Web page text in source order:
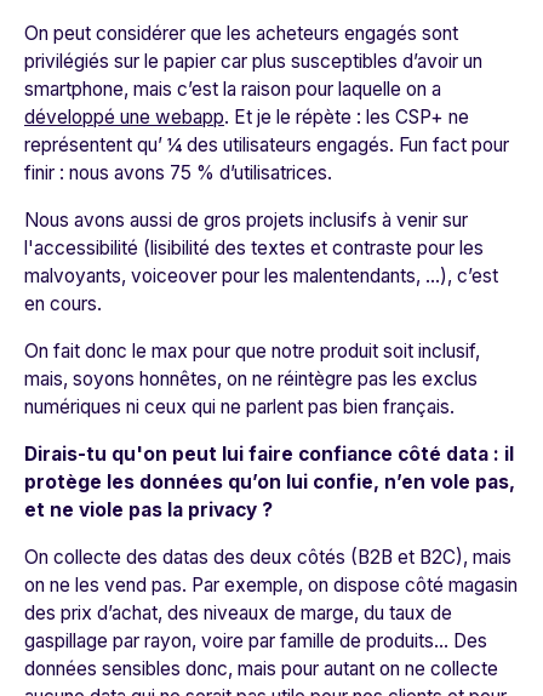
On peut considérer que les acheteurs engagés sont
privilégiés sur le papier car plus susceptibles d’avoir un
smartphone, mais c’est la raison pour laquelle on a
développé une webapp. Et je le répète : les CSP+ ne
représentent qu’ ¼ des utilisateurs engagés. Fun fact pour
finir : nous avons 75 % d’utilisatrices.
Nous avons aussi de gros projets inclusifs à venir sur
l'accessibilité (lisibilité des textes et contraste pour les
malvoyants, voiceover pour les malentendants, ...), c’est
en cours.
On fait donc le max pour que notre produit soit inclusif,
mais, soyons honnêtes, on ne réintègre pas les exclus
numériques ni ceux qui ne parlent pas bien français.
Dirais-tu qu'on peut lui faire confiance côté data : il
protège les données qu’on lui confie, n’en vole pas,
et ne viole pas la privacy ?
On collecte des datas des deux côtés (B2B et B2C), mais
on ne les vend pas. Par exemple, on dispose côté magasin
des prix d’achat, des niveaux de marge, du taux de
gaspillage par rayon, voire par famille de produits… Des
données sensibles donc, mais pour autant on ne collecte